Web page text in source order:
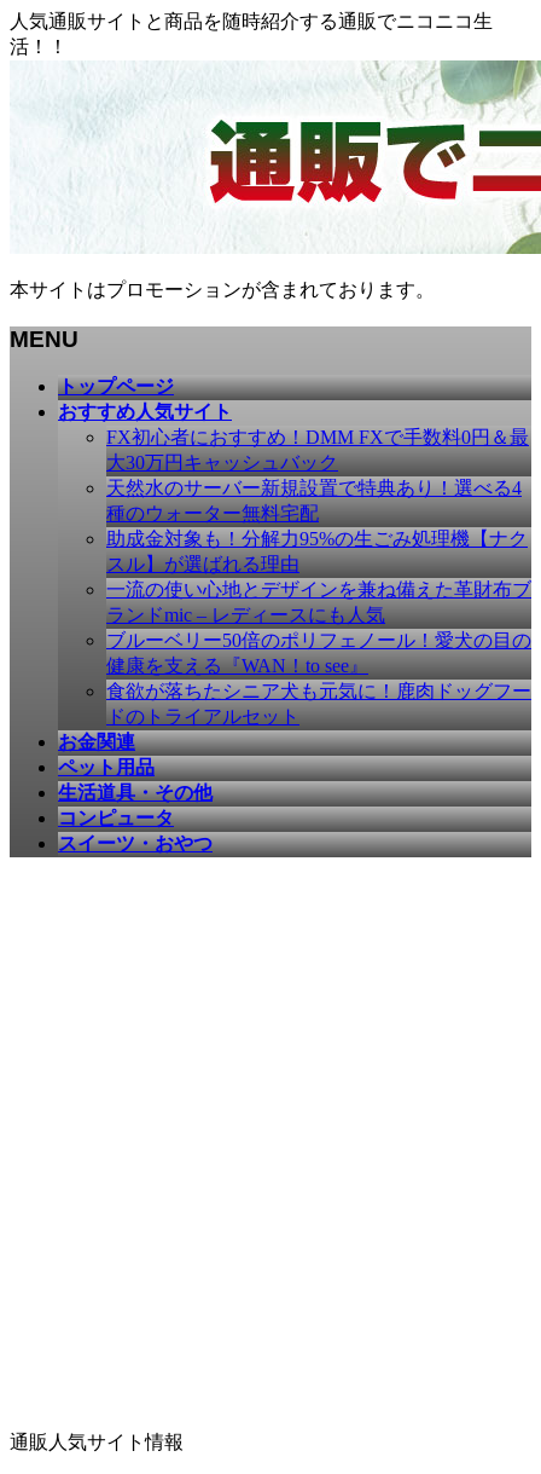
人気通販サイトと商品を随時紹介する通販でニコニコ生
活！！
本サイトはプロモーションが含まれております。
MENU
トップページ
おすすめ人気サイト
FX初心者におすすめ！DMM FXで手数料0円＆最
大30万円キャッシュバック
天然水のサーバー新規設置で特典あり！選べる4
種のウォーター無料宅配
助成金対象も！分解力95%の生ごみ処理機【ナク
スル】が選ばれる理由
一流の使い心地とデザインを兼ね備えた革財布ブ
ランドmic – レディースにも人気
ブルーベリー50倍のポリフェノール！愛犬の目の
健康を支える『WAN！to see』
食欲が落ちたシニア犬も元気に！鹿肉ドッグフー
ドのトライアルセット
お金関連
ペット用品
生活道具・その他
コンピュータ
スイーツ・おやつ
通販人気サイト情報